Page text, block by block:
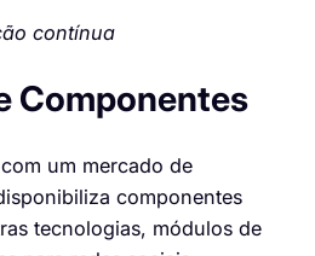
contínua
Componentes
um mercado de
componentes
tecnologias, módulos de